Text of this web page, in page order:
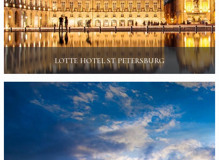
LOTTE HOTEL ST PETERSBURG